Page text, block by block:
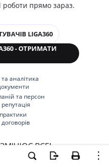
роботи прямо зараз.
LIGA360
- ОТРИМАТИ
аналітика
та персон
ВСЕ!